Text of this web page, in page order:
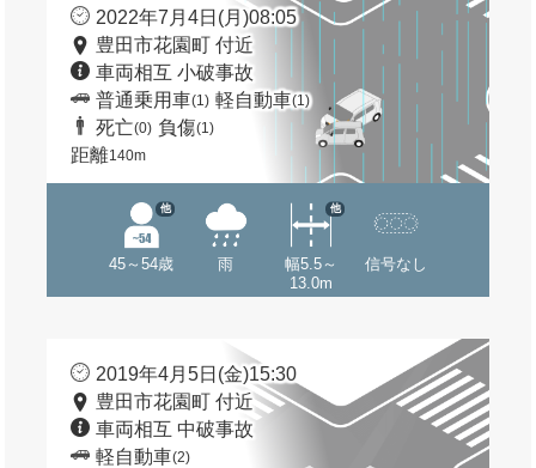
2022年7月4日(月)08:05
豊田市花園町 付近
車両相互 小破事故
普通乗用車(1) 軽自動車(1)
死亡(0) 負傷(1)
距離140m
45～54歳
他
雨
幅5.5～
13.0m
他
信号なし
2019年4月5日(金)15:30
豊田市花園町 付近
車両相互 中破事故
軽自動車(2)